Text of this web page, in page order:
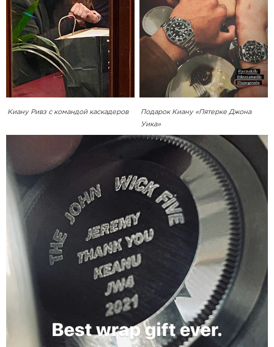
Киану Ривз с командой каскадеров
Подарок Киану «Пятерке Джона
Уика»